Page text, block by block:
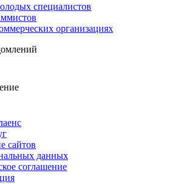
специалистов
организациях
сайтов
данных
соглашение